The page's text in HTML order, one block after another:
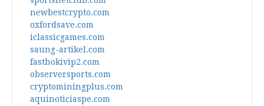
newbestcrypto.com
oxfordsave.com
iclassicgames.com
saung-artikel.com
fasthokivip2.com
observersports.com
cryptominingplus.com
aquinoticiaspe.com